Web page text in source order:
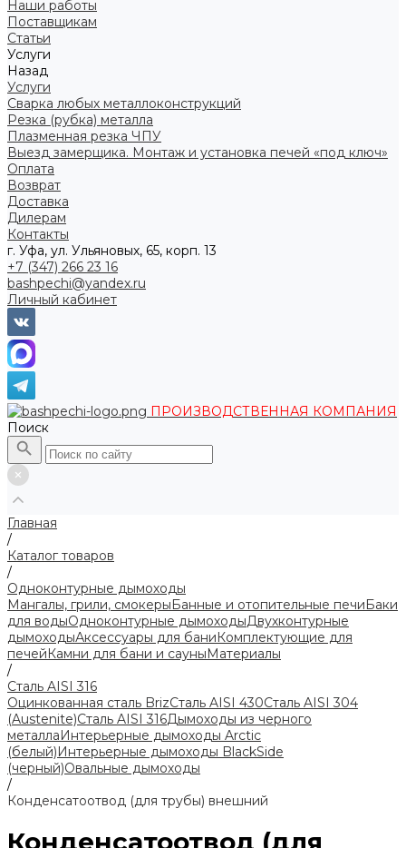
Наши работы
Поставщикам
Статьи
Услуги
Назад
Услуги
Сварка любых металлоконструкций
Резка (рубка) металла
Плазменная резка ЧПУ
Выезд замерщика. Монтаж и установка печей «под ключ»
Оплата
Возврат
Доставка
Дилерам
Контакты
г. Уфа, ул. Ульяновых, 65, корп. 13
+7 (347) 266 23 16
bashpechi@yandex.ru
Личный кабинет
ПРОИЗВОДСТВЕННАЯ КОМПАНИЯ
Поиск
Главная
/
Каталог товаров
/
Одноконтурные дымоходы
Мангалы, грили, смокерыБанные и отопительные печиБаки
для водыОдноконтурные дымоходыДвухконтурные
дымоходыАксессуары для баниКомплектующие для
печейКамни для бани и сауныМатериалы
/
Сталь AISI 316
Оцинкованная сталь BrizСталь AISI 430Сталь AISI 304
(Austenite)Сталь AISI 316Дымоходы из черного
металлаИнтерьерные дымоходы Arctic
(белый)Интерьерные дымоходы BlackSide
(черный)Овальные дымоходы
/
Конденсатоотвод (для трубы) внешний
Конденсатоотвод (для